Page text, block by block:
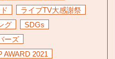
ライブTV大感謝祭
グ
SDGs
ーズ
AWARD 2021